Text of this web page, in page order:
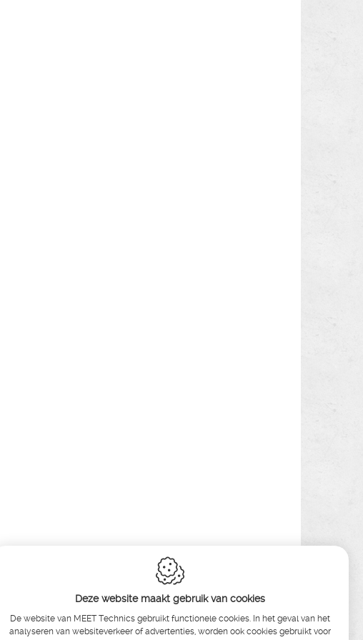
Deze website maakt gebruik van cookies
De website van MEET Technics gebruikt functionele cookies. In het geval van het
analyseren van websiteverkeer of advertenties, worden ook cookies gebruikt voor